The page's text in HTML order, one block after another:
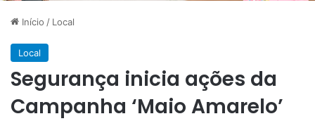
Início / Local
Local
Segurança inicia ações da
Campanha ‘Maio Amarelo’